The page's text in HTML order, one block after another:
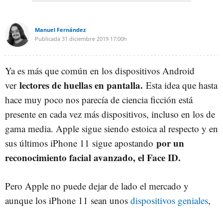
Manuel Fernández
Publicada 31 diciembre 2019 17:00h
Ya es más que común en los dispositivos Android
ver lectores de huellas en pantalla. Esta idea que hasta
hace muy poco nos parecía de ciencia ficción está
presente en cada vez más dispositivos, incluso en los de
gama media. Apple sigue siendo estoica al respecto y en
sus últimos iPhone 11 sigue apostando por un
reconocimiento facial avanzado, el Face ID.
Pero Apple no puede dejar de lado el mercado y
aunque los iPhone 11 sean unos dispositivos geniales,